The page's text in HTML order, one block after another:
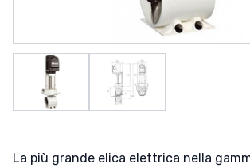
La più grande elica elettrica nella